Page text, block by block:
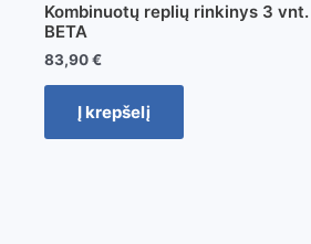
Kombinuotų replių rinkinys 3 vnt.
BETA
83,90€
Į krepšelį